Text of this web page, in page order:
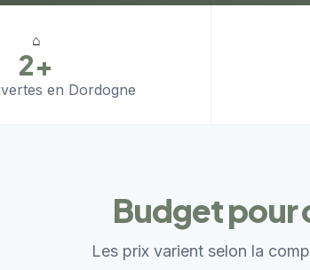
⌂
2+
en Dordogne
Budget pour
Les prix varient selon la